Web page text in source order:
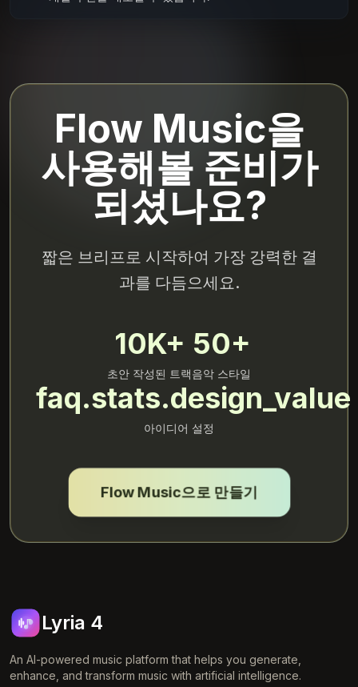
Flow Music을
사용해볼 준비가
되셨나요?
짧은 브리프로 시작하여 가장 강력한 결
과를 다듬으세요.
10K+
초안 작성된 트랙
50+
음악 스타일
faq.stats.design_value
아이디어 설정
Flow Music으로 만들기
Lyria 4
An AI-powered music platform that helps you generate,
enhance, and transform music with artificial intelligence.